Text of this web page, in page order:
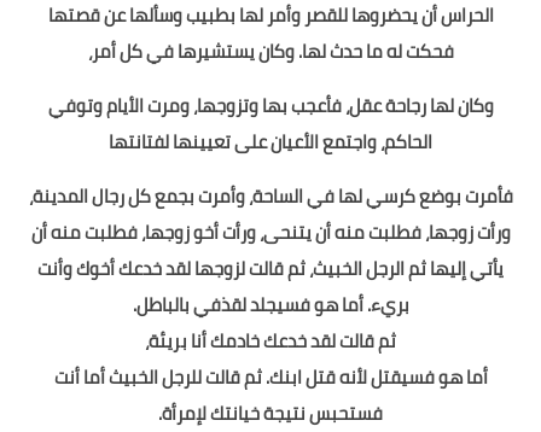
الحراس أن يحضروها للقصر وأمر لها بطبيب وسألها عن قصتها
فحكت له ما حدث لها. وكان يستشيرها في كل أمر،
وكان لها رجاحة عقل، فأعجب بها وتزوجها، ومرت الأيام وتوفي
الحاكم، واجتمع الأعيان على تعيينها لفتانتها
فأمرت بوضع كرسي لها في الساحة، وأمرت بجمع كل رجال المدينة،
ورأت زوجها، فطلبت منه أن يتنحى، ورأت أخو زوجها، فطلبت منه أن
يأتي إليها ثم الرجل الخبيث، ثم قالت لزوجها لقد خدعك أخوك وأنت
بريء. أما هو فسيجلد لقذفي بالباطل.
ثم قالت لقد خدعك خادمك أنا بريئة،
أما هو فسيقتل لأنه قتل ابنك. ثم قالت للرجل الخبيث أما أنت
فستحبس نتيجة خيانتك لإمرأة.